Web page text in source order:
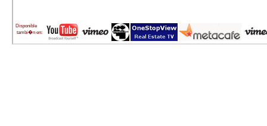
Disponible
tambi�n en: